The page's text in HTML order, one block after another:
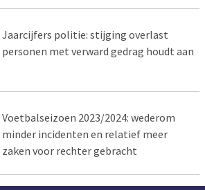
Jaarcijfers politie: stijging overlast
personen met verward gedrag houdt aan
Voetbalseizoen 2023/2024: wederom
minder incidenten en relatief meer
zaken voor rechter gebracht